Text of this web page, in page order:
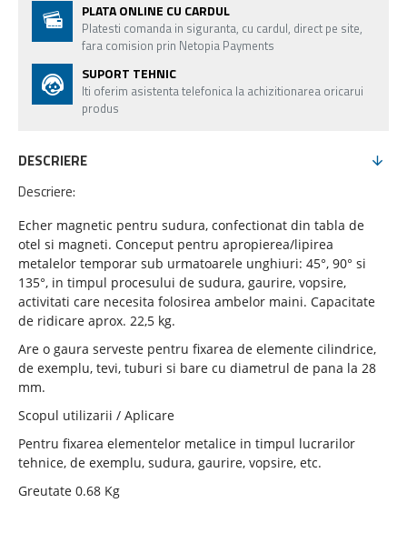
PLATA ONLINE CU CARDUL
Platesti comanda in siguranta, cu cardul, direct pe site,
fara comision prin Netopia Payments
SUPORT TEHNIC
Iti oferim asistenta telefonica la achizitionarea oricarui
produs
DESCRIERE
Descriere:
Echer magnetic pentru sudura, confectionat din tabla de
otel si magneti. Conceput pentru apropierea/lipirea
metalelor temporar sub urmatoarele unghiuri: 45°, 90° si
135°, in timpul procesului de sudura, gaurire, vopsire,
activitati care necesita folosirea ambelor maini. Capacitate
de ridicare aprox. 22,5 kg.
Are o gaura serveste pentru fixarea de elemente cilindrice,
de exemplu, tevi, tuburi si bare cu diametrul de pana la 28
mm.
Scopul utilizarii / Aplicare
Pentru fixarea elementelor metalice in timpul lucrarilor
tehnice, de exemplu, sudura, gaurire, vopsire, etc.
Greutate 0.68 Kg